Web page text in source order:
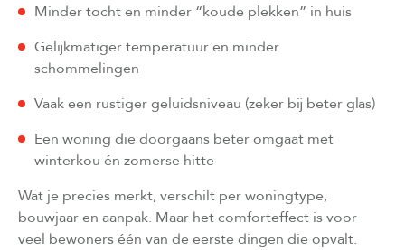
Minder tocht en minder “koude plekken” in huis
Gelijkmatiger temperatuur en minder
schommelingen
Vaak een rustiger geluidsniveau (zeker bij beter glas)
Een woning die doorgaans beter omgaat met
winterkou én zomerse hitte
Wat je precies merkt, verschilt per woningtype,
bouwjaar en aanpak. Maar het comforteffect is voor
veel bewoners één van de eerste dingen die opvalt.